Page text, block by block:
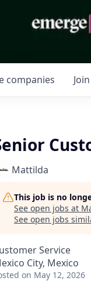
companies
Mattilda
This job is no
See open jobs at
See open jobs
Service
City, Mexico
on May 12, 2026